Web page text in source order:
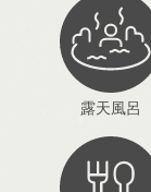
露天風呂